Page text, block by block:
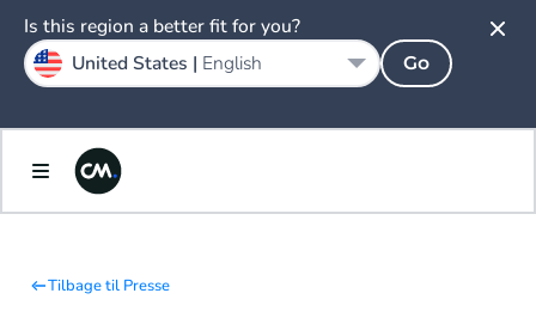
Tilbage til Presse
Is this region a better fit for you?
United States | English Go